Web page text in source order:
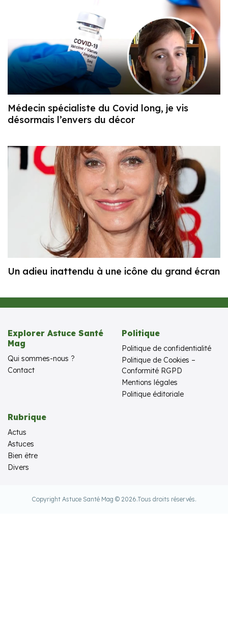
Médecin spécialiste du Covid long, je vis
désormais l’envers du décor
Un adieu inattendu à une icône du grand écran
Explorer Astuce Santé
Mag
Qui sommes-nous ?
Contact
Politique
Politique de confidentialité
Politique de Cookies –
Conformité RGPD
Mentions légales
Politique éditoriale
Rubrique
Actus
Astuces
Bien être
Divers
Copyright Astuce Santé Mag © 2026.Tous droits réservés.